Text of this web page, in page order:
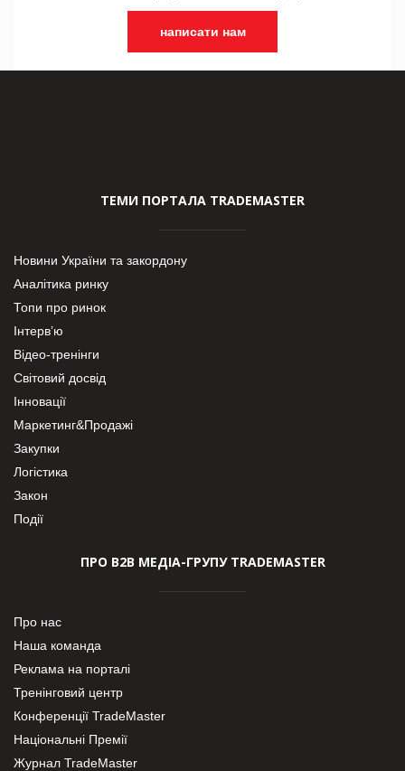
написати нам
ТЕМИ ПОРТАЛА TRADEMASTER
Новини України та закордону
Аналітика ринку
Топи про ринок
Інтерв’ю
Відео-тренінги
Світовий досвід
Інновації
Маркетинг&Продажі
Закупки
Логістика
Закон
Події
ПРО В2В МЕДІА-ГРУПУ TRADEMASTER
Про нас
Наша команда
Реклама на порталі
Тренінговий центр
Конференції TradeMaster
Національні Премії
Журнал TradeMaster